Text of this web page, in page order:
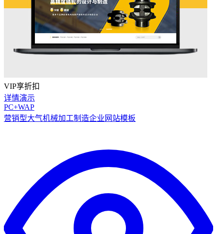
VIP享折扣
详情演示
PC+WAP
营销型大气机械加工制造企业网站模板